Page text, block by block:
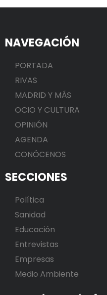
NAVEGACIÓN
PORTADA
RIVAS
MADRID Y MÁS
OCIO Y CULTURA
OPINIÓN
AGENDA
CONÓCENOS
SECCIONES
Política
Sanidad
Educación
Entrevistas
Empresas
Medio Ambiente